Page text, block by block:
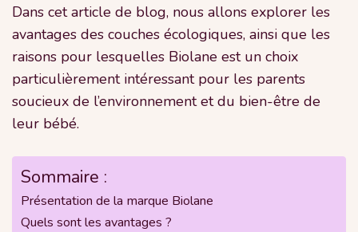
Dans cet article de blog, nous allons explorer les
avantages des couches écologiques, ainsi que les
raisons pour lesquelles Biolane est un choix
particulièrement intéressant pour les parents
soucieux de l’environnement et du bien-être de
leur bébé.
Sommaire :
Présentation de la marque Biolane
Quels sont les avantages ?